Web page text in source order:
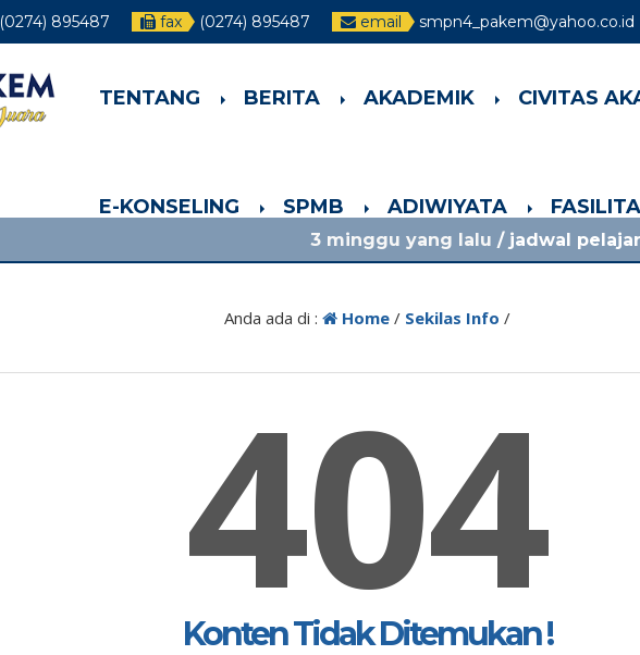
(0274) 895487 fax (0274) 895487 email smpn4_pakem@yahoo.co.id
TENTANG BERITA AKADEMIK CIVITAS
E-KONSELING SPMB ADIWIYATA
3 minggu yang lalu/ jadwal pelajaran 13-
Anda ada di : Home/ Sekilas Info /
404
Konten Tidak Ditemukan !